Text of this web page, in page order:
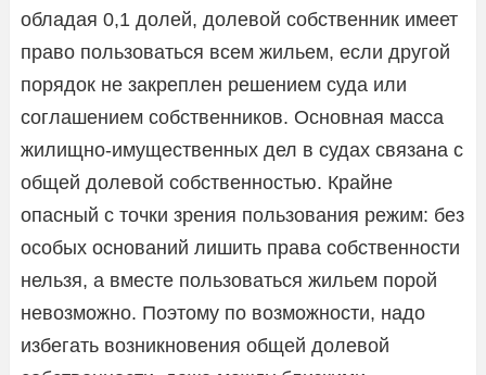
обладая 0,1 долей, долевой собственник имеет
право пользоваться всем жильем, если другой
порядок не закреплен решением суда или
соглашением собственников. Основная масса
жилищно-имущественных дел в судах связана с
общей долевой собственностью. Крайне
опасный с точки зрения пользования режим: без
особых оснований лишить права собственности
нельзя, а вместе пользоваться жильем порой
невозможно. Поэтому по возможности, надо
избегать возникновения общей долевой